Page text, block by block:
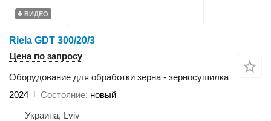
ВИДЕО
Riela GDT 300/20/3
Цена по запросу
Оборудование для обработки зерна - зерносушилка
2024
Состояние новый
Украина, Lviv